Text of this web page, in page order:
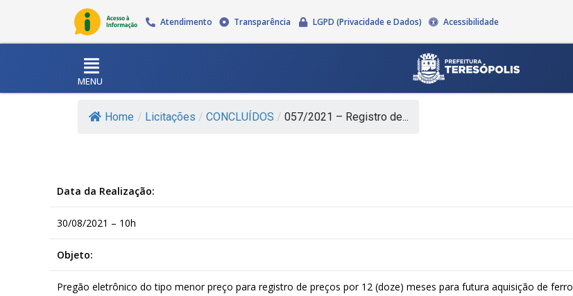
Atendimento Transparência LGPD (Privacidade e Dados) Acessibilidade
MENU
Home / Licitações / CONCLUÍDOS / 057/2021 – Registro de...
Data da Realização:
30/08/2021 – 10h
Objeto:
Pregão eletrônico do tipo menor preço para registro de preços por 12 (doze) meses para futura aquisição de ferro